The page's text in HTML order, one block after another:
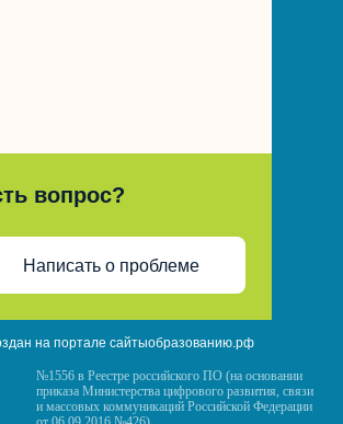
вопрос?
Написать о проблеме
на портале сайтыобразованию.рф
№1556 в Реестре российского ПО (на основании
приказа Министерства цифрового развития, связи
и массовых коммуникаций Российской Федерации